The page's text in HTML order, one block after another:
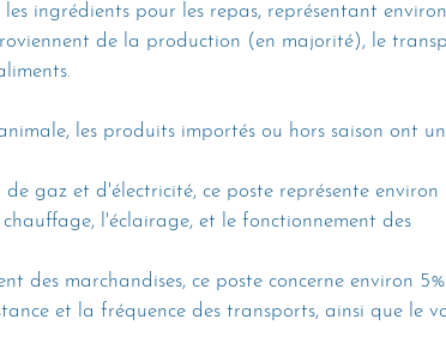
les ingrédients pour les repas, représentant
de la production (en majorité), le
les produits importés ou hors saison ont un
gaz et d'électricité, ce poste représente environ
l'éclairage, et le fonctionnement des
des marchandises, ce poste concerne environ
et la fréquence des transports, ainsi que le